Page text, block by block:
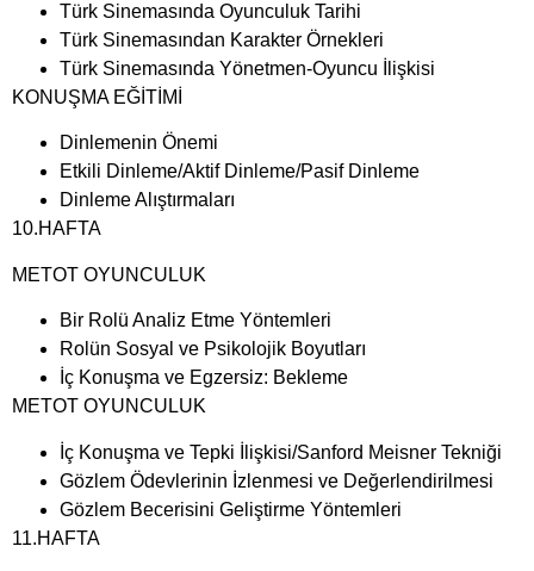
Türk Sinemasında Oyunculuk Tarihi
Türk Sinemasından Karakter Örnekleri
Türk Sinemasında Yönetmen-Oyuncu İlişkisi
KONUŞMA EĞİTİMİ
Dinlemenin Önemi
Etkili Dinleme/Aktif Dinleme/Pasif Dinleme
Dinleme Alıştırmaları
10.HAFTA
METOT OYUNCULUK
Bir Rolü Analiz Etme Yöntemleri
Rolün Sosyal ve Psikolojik Boyutları
İç Konuşma ve Egzersiz: Bekleme
METOT OYUNCULUK
İç Konuşma ve Tepki İlişkisi/Sanford Meisner Tekniği
Gözlem Ödevlerinin İzlenmesi ve Değerlendirilmesi
Gözlem Becerisini Geliştirme Yöntemleri
11.HAFTA